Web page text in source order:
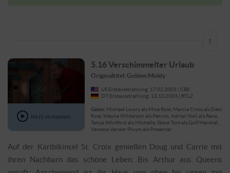
↑
Jetzt streamen
5.16 Verschimmelter Urlaub
Originaltitel: Golden Moldy
US Erstausstrahlung: 17.02.2003 | CBS
DT Erstausstrahlung: 13.10.2003 | RTL2
Gäste: Michael Lowry als Mike Ross, Marcia Cross als Debi
Ross, Wayne Wilderson als Patrick, Adrian Neil als Rene,
Tanya Whitford als Michelle, Steve Tom als Golf Marshal,
Vanessa Vander Pluym als Presenter
Auf der Karibikinsel St. Croix genießen Doug und Carrie mit
ihren Nachbarn das schöne Leben. Bis Arthur aus Queens